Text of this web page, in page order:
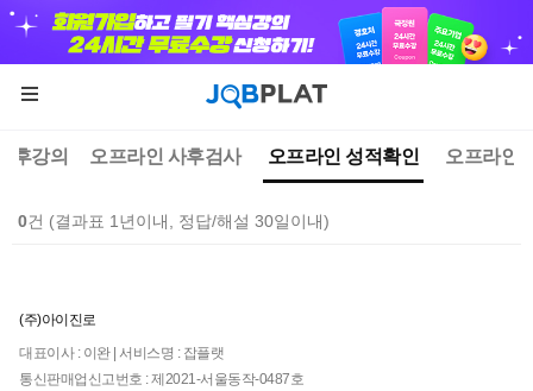
후강의 오프라인 사후검사 오프라인 성적확인 오프라인
0건 (결과표 1년이내, 정답/해설 30일이내)
(주)아이진로
대표이사 : 이완 | 서비스명 : 잡플랫
통신판매업신고번호 : 제2021-서울동작-0487호